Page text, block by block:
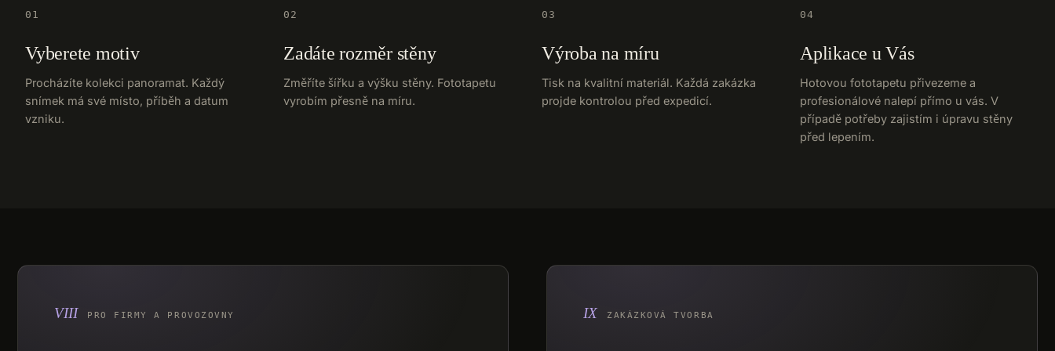
01
Vyberete motiv
Procházíte kolekci panoramat. Každý
snímek má své místo, příběh a datum
vzniku.
02
Zadáte rozměr stěny
Změříte šířku a výšku stěny. Fototapetu
vyrobím přesně na míru.
03
Výroba na míru
Tisk na kvalitní materiál. Každá zakázka
projde kontrolou před expedicí.
04
Aplikace u Vás
Hotovou fototapetu přivezeme a
profesionálové nalepí přímo u vás. V
případě potřeby zajistím i úpravu stěny
před lepením.
PRO FIRMY A PROVOZOVNY ZAKÁZKOVÁ TVORBA